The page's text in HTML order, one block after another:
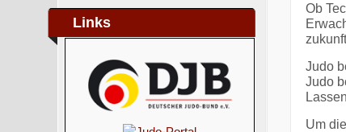
Links
Ob
Judo
Judo
Um